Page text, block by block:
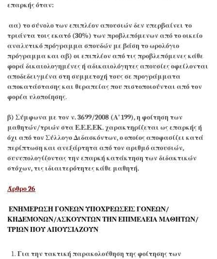
επαρκής όταν:
αα) το σύνολο των επιπλέον απουσιών δεν υπερβαίνει το
τριάντα τοις εκατό (30%) των προβλεπόμενων από το οικείο
αναλυτικό πρόγραμμα σπουδών με βάση το ωρολόγιο
πρόγραμμα και αβ) οι επιπλέον από τις προβλεπόμενες κάθε
φορά δικαιολογημένες ή αδικαιολόγητες απουσίες οφείλονται
αποδεδειγμένα στη συμμετοχή τους σε προγράμματα
αποκατάστασης και θεραπείας που πιστοποιούνται από τον
φορέα υλοποίησης.
β) Σύμφωνα με τον ν. 3699/2008 (Α’ 199), η φοίτηση των
μαθητών/τριών στα Ε.Ε.Ε.ΕΚ. χαρακτηρίζεται ως επαρκής ή
όχι από τον Σύλλογο Διδασκόντων, ο οποίος αποφασίζει κατά
περίπτωση και ανεξάρτητα από τον αριθμό απουσιών,
συνυπολογίζοντας την επαρκή κατάκτηση των διδακτικών
στόχων, τις ιδιαιτερότητες κάθε μαθητή.
Άρθρο 26
ΕΝΗΜΕΡΩΣΗ ΓΟΝΕΩΝ ΥΠΟΧΡΕΩΣΕΙΣ ΓΟΝΕΩΝ/
ΚΗΔΕΜΟΝΩΝ/ΑΣΚΟΥΝΤΩΝ ΤΗΝ ΕΠΙΜΕΛΕΙΑ ΜΑΘΗΤΩΝ/
ΤΡΙΩΝ ΠΟΥ ΑΠΟΥΣΙΑΖΟΥΝ
Για την τακτική παρακολούθηση της φοίτησης των